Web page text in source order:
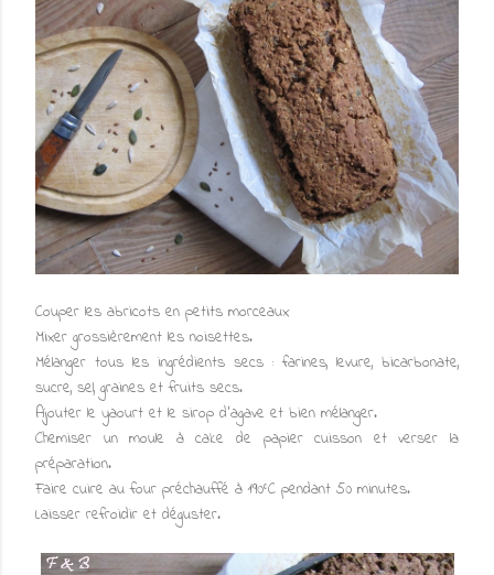
Couper les abricots en petits morceaux
Mixer grossièrement les noisettes.
Mélanger tous les ingrédients secs : farines, levure, bicarbonate,
sucre, sel, graines et fruits secs.
Ajouter le yaourt et le sirop d'agave et bien mélanger.
Chemiser un moule à cake de papier cuisson et verser la
préparation.
Faire cuire au four préchauffé à 190°C pendant 50 minutes.
Laisser refroidir et déguster.